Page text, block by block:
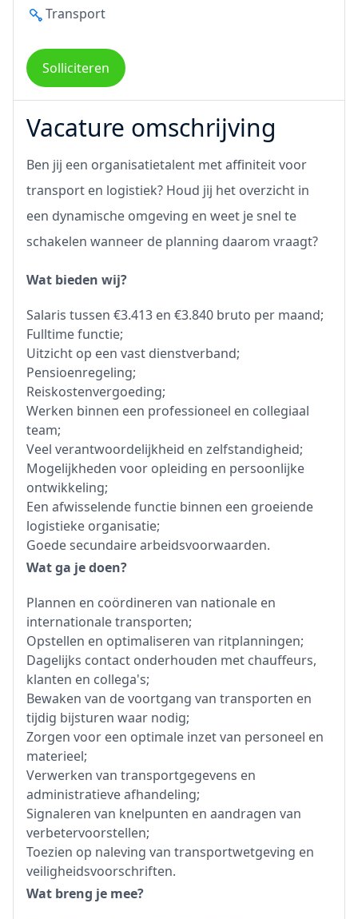
Transport
Solliciteren
Vacature omschrijving
Ben jij een organisatietalent met affiniteit voor
transport en logistiek? Houd jij het overzicht in
een dynamische omgeving en weet je snel te
schakelen wanneer de planning daarom vraagt?
Wat bieden wij?
Salaris tussen €3.413 en €3.840 bruto per maand;
Fulltime functie;
Uitzicht op een vast dienstverband;
Pensioenregeling;
Reiskostenvergoeding;
Werken binnen een professioneel en collegiaal
team;
Veel verantwoordelijkheid en zelfstandigheid;
Mogelijkheden voor opleiding en persoonlijke
ontwikkeling;
Een afwisselende functie binnen een groeiende
logistieke organisatie;
Goede secundaire arbeidsvoorwaarden.
Wat ga je doen?
Plannen en coördineren van nationale en
internationale transporten;
Opstellen en optimaliseren van ritplanningen;
Dagelijks contact onderhouden met chauffeurs,
klanten en collega's;
Bewaken van de voortgang van transporten en
tijdig bijsturen waar nodig;
Zorgen voor een optimale inzet van personeel en
materieel;
Verwerken van transportgegevens en
administratieve afhandeling;
Signaleren van knelpunten en aandragen van
verbetervoorstellen;
Toezien op naleving van transportwetgeving en
veiligheidsvoorschriften.
Wat breng je mee?